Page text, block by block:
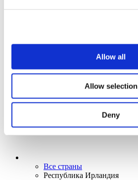
Allow all
Allow selection
Deny
Без поджанра
Применить
Все страны
Республика Ирландия